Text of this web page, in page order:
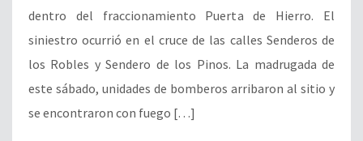
dentro del fraccionamiento Puerta de Hierro. El
siniestro ocurrió en el cruce de las calles Senderos de
los Robles y Sendero de los Pinos. La madrugada de
este sábado, unidades de bomberos arribaron al sitio y
se encontraron con fuego […]